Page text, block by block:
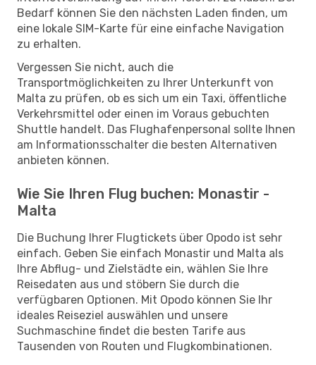
Bedarf können Sie den nächsten Laden finden, um
eine lokale SIM-Karte für eine einfache Navigation
zu erhalten.
Vergessen Sie nicht, auch die
Transportmöglichkeiten zu Ihrer Unterkunft von
Malta zu prüfen, ob es sich um ein Taxi, öffentliche
Verkehrsmittel oder einen im Voraus gebuchten
Shuttle handelt. Das Flughafenpersonal sollte Ihnen
am Informationsschalter die besten Alternativen
anbieten können.
Wie Sie Ihren Flug buchen: Monastir -
Malta
Die Buchung Ihrer Flugtickets über Opodo ist sehr
einfach. Geben Sie einfach Monastir und Malta als
Ihre Abflug- und Zielstädte ein, wählen Sie Ihre
Reisedaten aus und stöbern Sie durch die
verfügbaren Optionen. Mit Opodo können Sie Ihr
ideales Reiseziel auswählen und unsere
Suchmaschine findet die besten Tarife aus
Tausenden von Routen und Flugkombinationen.